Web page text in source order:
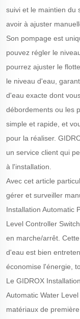
suivi et le maintien du
avoir à ajuster
Son pompage est
pouvez régler le
pourrez ajuster le
le niveau d'eau,
d'eau exacte dont
débordements ou les
simple et rapide, et
pour la réaliser.
un service client qui
à l'installation.
Avec cet article
gérer et surveiller
Installation Automatic
Level Controller
en marche/arrêt.
d'eau est bien
économise l'énergie,
Le GIDROX
Automatic Water
matériaux de